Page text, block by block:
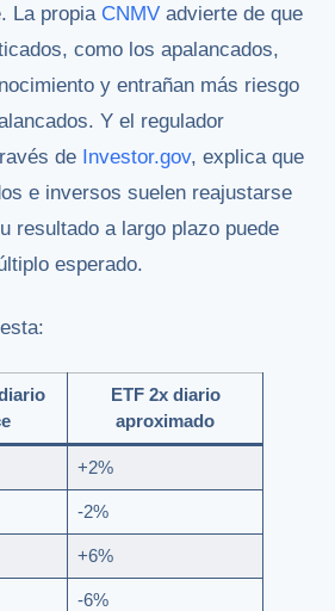
La propia CNMV advierte de que
como los apalancados,
y entrañan más riesgo
Y el regulador
de Investor.gov, explica que
e inversos suelen reajustarse
resultado a largo plazo puede
esperado.
ETF 2x diario
aproximado
+2%
-2%
+6%
-6%